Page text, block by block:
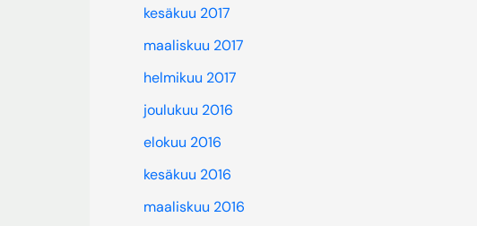
kesäkuu 2017
maaliskuu 2017
helmikuu 2017
joulukuu 2016
elokuu 2016
kesäkuu 2016
maaliskuu 2016